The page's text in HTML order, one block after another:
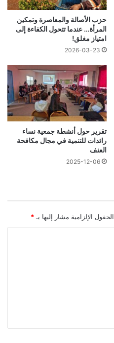
حزب الأصالة والمعاصرة وتمكين
المرأة… عندما تتحول الكفاءة إلى
امتياز مغلق!
2026-03-23
تقرير حول أنشطة جمعية نساء
رائدات للتنمية في مجال مكافحة
العنف
2025-12-06
الحقول الإلزامية مشار إليها بـ *